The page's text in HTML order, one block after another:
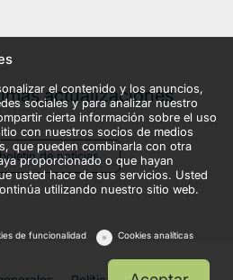
actualizaciones
de noticias
el contenido y los anuncios,
sociales y para analizar nuestro
cierta información sobre el uso
con nuestros socios de medios
que pueden combinarla con otra
proporcionado o que hayan
usted hace de sus servicios. Usted
utilizando nuestro sitio web.
de funcionalidad Cookies analíticas